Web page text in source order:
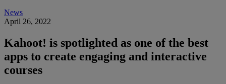
News
April 26, 2022
Kahoot! is spotlighted as one of the best
apps to create engaging and interactive
courses